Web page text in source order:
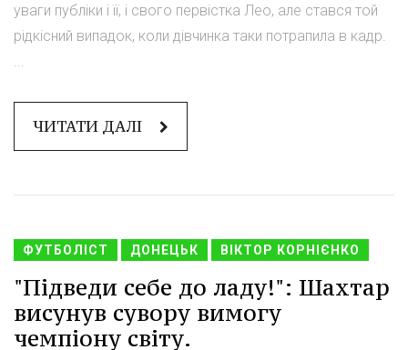
уваги публіки і її, і свого первістка Лео, але стався той
рідкісний випадок, коли дівчинка таки потрапила в кадр.
...
ЧИТАТИ ДАЛІ
ФУТБОЛІСТ ДОНЕЦЬК ВІКТОР КОРНІЄНКО
"Підведи себе до ладу!": Шахтар
висунув сувору вимогу
чемпіону світу.